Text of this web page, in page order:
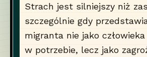
Strach jest silniejszy niż
szczególnie gdy
migranta nie jako człowieka
w potrzebie, lecz jako